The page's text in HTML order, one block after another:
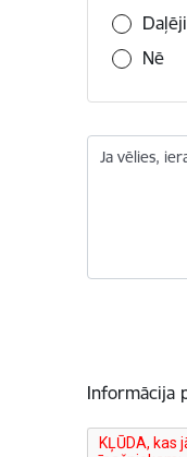
Daļēji
Nē
Ja vēlies,
Informācija